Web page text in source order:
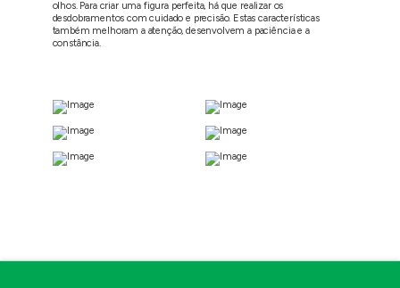
olhos. Para criar uma figura perfeita, há que realizar os
desdobramentos com cuidado e precisão. Estas características
também melhoram a atenção, desenvolvem a paciência e a
constância.